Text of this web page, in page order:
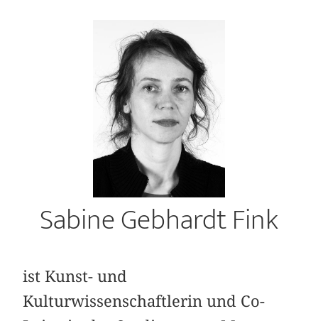
Sabine Gebhardt Fink
ist Kunst- und
Kulturwissenschaftlerin und Co-